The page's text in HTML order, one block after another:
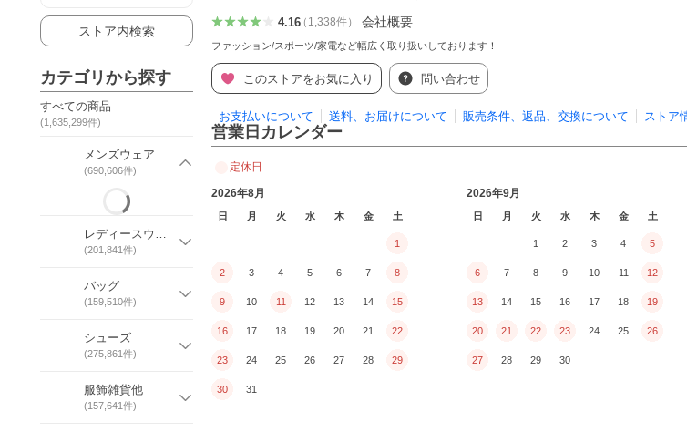
ストア内検索
カテゴリから探す
すべての商品
(1,635,299件)
メンズウェア
(690,606件)
レディースウェア
(201,841件)
バッグ
(159,510件)
シューズ
(275,861件)
服飾雑貨他
(157,641件)
4.16（ 1,338件） 会社概要
ファッション/スポーツ/家電など幅広く取り扱いしております！
このストアをお気に入り 問い合わせ
お支払いについて 送料、お届けについて 販売条件、返品、交換について ストア
営業日カレンダー
定休日
2026年8月
日 月 火 水 木 金 土
1
2 3 4 5 6 7 8
9 10 11 12 13 14 15
16 17 18 19 20 21 22
23 24 25 26 27 28 29
30 31
2026年9月
日 月 火 水 木 金 土
1 2 3 4 5
6 7 8 9 10 11 12
13 14 15 16 17 18 19
20 21 22 23 24 25 26
27 28 29 30